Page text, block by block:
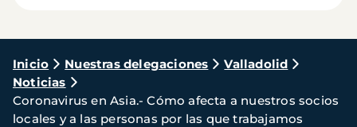
Ruta
de
navegación
Inicio Nuestras delegaciones
Valladolid
Noticias
Coronavirus en Asia.- Cómo afecta a nuestros socios
locales y a las personas por las que trabajamos